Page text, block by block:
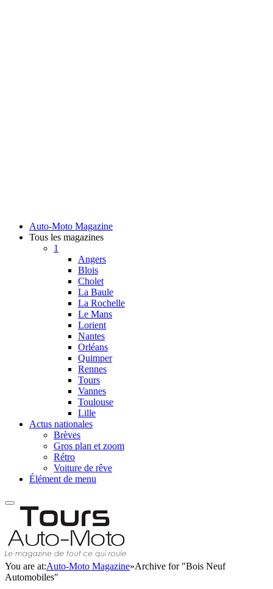
Auto-Moto Magazine
Tous les magazines
1
Angers
Blois
Cholet
La Baule
La Rochelle
Le Mans
Lorient
Nantes
Orléans
Quimper
Rennes
Tours
Vannes
Toulouse
Lille
Actus nationales
Brèves
Gros plan et zoom
Rétro
Voiture de rêve
Élément de menu
You are at:Auto-Moto Magazine»Archive for "Bois Neuf
Automobiles"